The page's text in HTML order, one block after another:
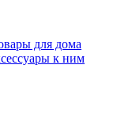
для дома
к ним